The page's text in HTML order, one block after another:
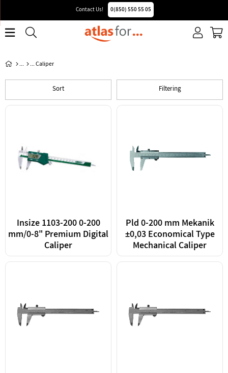
Contact Us! 0(850) 550 55 05
Caliper
Filtering
Sort
Insize 1103-200 0-200
mm/0-8" Premium Digital
Caliper
Pld 0-200 mm Mekanik
±0,03 Economical Type
Mechanical Caliper